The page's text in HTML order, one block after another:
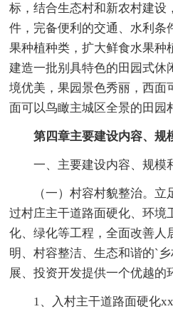
标，结合生态村和新农村建设
件，完备便利的交通、水利条
果种植种类，扩大鲜食水果种
建造一批别具特色的田园式休
境优美，果园景色秀丽，西面
面可以鸟瞰主城区全景的田园
第四章主要建设内容、规
一、主要建设内容、规模
（一）村容村貌整治。立
过村庄主干道路面硬化、环境
化、绿化等工程，全面改善人
明、村容整洁、生态和谐的`
展、投资开发提供一个优越的
1、入村主干道路面硬化xx